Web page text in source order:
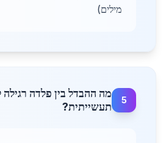
מילים)
5
מה ההבדל בין פלדה רגילה
תעשייתית?